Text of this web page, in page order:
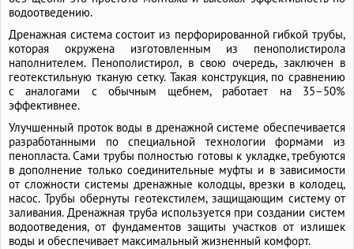
водоотведению.
Дренажная система состоит из перфорированной гибкой трубы,
которая окружена изготовленным из пенополистирола
наполнителем. Пенополистирол, в свою очередь, заключен в
геотекстильную тканую сетку. Такая конструкция, по сравнению
с аналогами с обычным щебнем, работает на 35–50%
эффективнее.
Улучшенный проток воды в дренажной системе обеспечивается
разработанными по специальной технологии формами из
пенопласта. Сами трубы полностью готовы к укладке, требуются
в дополнение только соединительные муфты и в зависимости
от сложности системы дренажные колодцы, врезки в колодец,
насос. Трубы обернуты геотекстилем, защищающим систему от
заливания. Дренажная труба используется при создании систем
водоотведения, от фундаментов защиты участков от излишек
воды и обеспечивает максимальный жизненный комфорт.